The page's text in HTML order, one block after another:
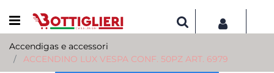
Open menu
Accendigas e accessori
ACCENDINO LUX VESPA CONF. 50PZ ART. 6979